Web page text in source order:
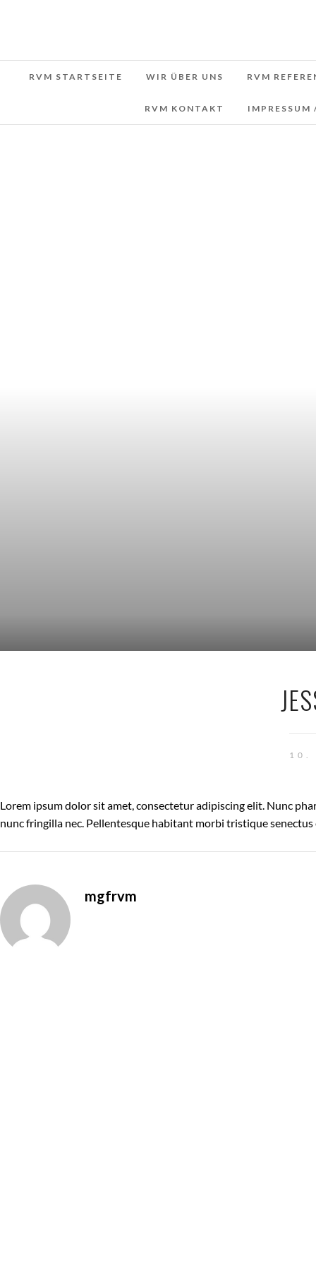
RVM STARTSEITE WIR ÜBER UNS RVM
RVM KONTAKT
10.
Lorem ipsum dolor sit amet, consectetur adipiscing elit. Nunc
nunc fringilla nec. Pellentesque habitant morbi tristique senectus
mgfrvm